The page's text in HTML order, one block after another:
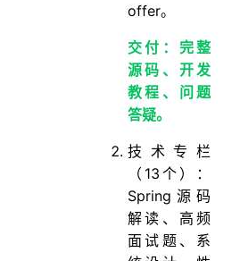
offer。
交付：完整
源码、开发
教程、问题
答疑。
技术专栏
（13个）：
Spring源码
解读、高频
面试题、系